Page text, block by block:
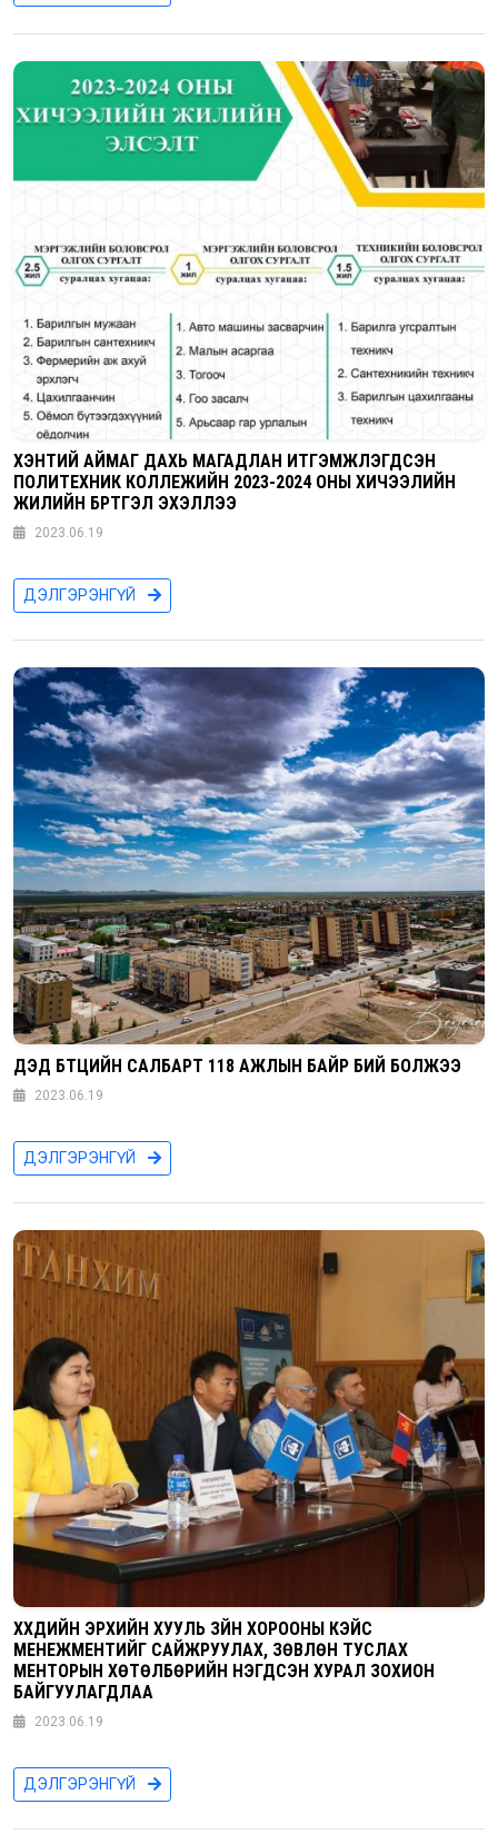
ХЭНТИЙ АЙМАГ ДАХЬ МАГАДЛАН ИТГЭМЖЛЭГДСЭН
ПОЛИТЕХНИК КОЛЛЕЖИЙН 2023-2024 ОНЫ ХИЧЭЭЛИЙН
ЖИЛИЙН БҮРТГЭЛ ЭХЭЛЛЭЭ
2023.06.19
ДЭЛГЭРЭНГҮЙ
ДЭД БҮТЦИЙН САЛБАРТ 118 АЖЛЫН БАЙР БИЙ БОЛЖЭЭ
2023.06.19
ДЭЛГЭРЭНГҮЙ
ХҮҮХДИЙН ЭРХИЙН ХУУЛЬ ЗҮЙН ХОРООНЫ КЭЙС
МЕНЕЖМЕНТИЙГ САЙЖРУУЛАХ, ЗӨВЛӨН ТУСЛАХ
МЕНТОРЫН ХӨТӨЛБӨРИЙН НЭГДСЭН ХУРАЛ ЗОХИОН
БАЙГУУЛАГДЛАА
2023.06.19
ДЭЛГЭРЭНГҮЙ